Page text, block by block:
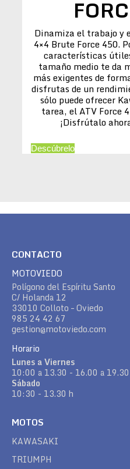
Dinamiza el trabajo y
4×4 Brute Force 450.
características
tamaño medio te da
más exigentes de
disfrutas de un
sólo puede ofrecer
tarea, el ATV Force
¡Disfrútalo
Descúbrelo
CONTACTO
MOTOVIEDO
Polígono del Espíritu Santo
C/ Holanda 12
33010 Colloto – Oviedo
985 24 42 67
gestion@motoviedo.com
Horario
Lunes a Viernes
10:00 a 13.30 - 16.00 a
Sábado
10:30 - 13.30 h
MOTOS
KAWASAKI
TRIUMPH